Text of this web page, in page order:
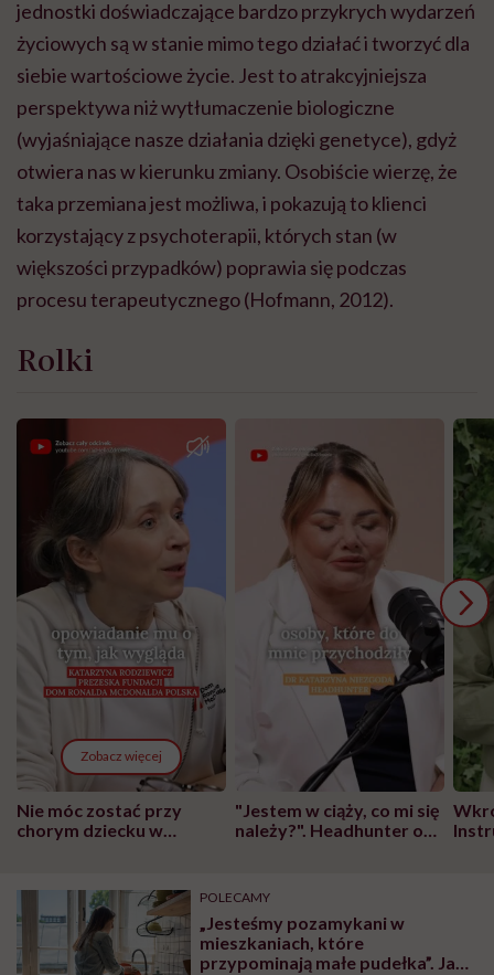
jednostki doświadczające bardzo przykrych wydarzeń
życiowych są w stanie mimo tego działać i tworzyć dla
siebie wartościowe życie. Jest to atrakcyjniejsza
perspektywa niż wytłumaczenie biologiczne
(wyjaśniające nasze działania dzięki genetyce), gdyż
otwiera nas w kierunku zmiany. Osobiście wierzę, że
taka przemiana jest możliwa, i pokazują to klienci
korzystający z psychoterapii, których stan (w
większości przypadków) poprawia się podczas
procesu terapeutycznego (Hofmann, 2012).
Rolki
Zobacz więcej
Nie móc zostać przy
chorym dziecku w
może chyba tylko
głupota i brak
wyobraźni"
"Jestem w ciąży, co mi się
należy?". Headhunter o
pracy
POLECAMY
„Jesteśmy pozamykani w
mieszkaniach, które
przypominają małe pudełka”. Jak